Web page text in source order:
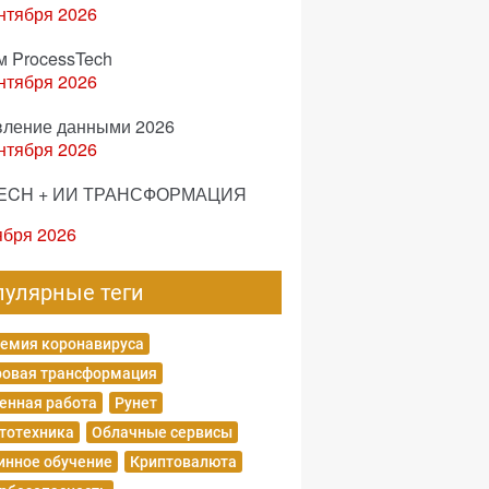
2026
ProcessTech
2026
данными 2026
2026
+ ИИ ТРАНСФОРМАЦИЯ
2026
теги
коронавируса
трансформация
работа
Рунет
Облачные сервисы
обучение
Криптовалюта